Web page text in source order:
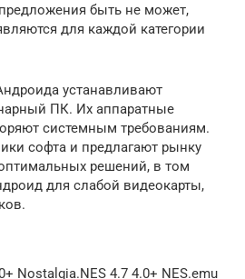
быть не может,
для каждой категории
устанавливают
ПК. Их аппаратные
системным требованиям.
софта и предлагают рынку
решений, в том
для слабой видеокарты,
Nostalgia.NES 4.7 4.0+ NES.emu